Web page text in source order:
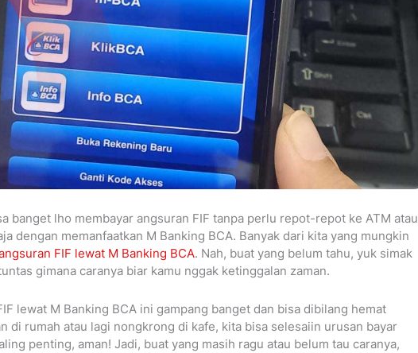
banget lho membayar angsuran FIF tanpa perlu repot-repot ke ATM atau
dengan memanfaatkan M Banking BCA. Banyak dari kita yang mungkin
FIF lewat M Banking BCA. Nah, buat yang belum tahu, yuk simak
gimana caranya biar kamu nggak ketinggalan zaman.
lewat M Banking BCA ini gampang banget dan bisa dibilang hemat
di rumah atau lagi nongkrong di kafe, kita bisa selesaiin urusan bayar
penting, aman! Jadi, buat yang masih ragu atau belum tau caranya,